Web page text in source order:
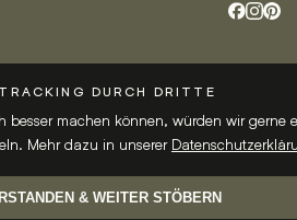
DURCH DRITTE
besser machen können, würden wir gerne
Mehr dazu in unserer
& WEITER STÖBERN